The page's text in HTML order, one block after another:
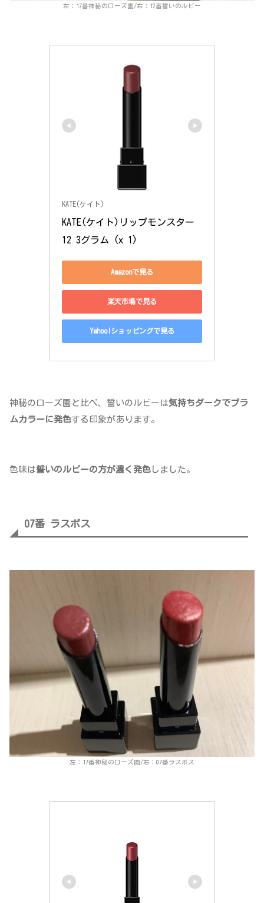
左：17番神秘のローズ園/右：12番誓いのルビー
KATE(ケイト)
KATE(ケイト)リップモンスター
12 3グラム (x 1)
Amazonで見る
楽天市場で見る
Yahoo!ショッピングで見る
神秘のローズ園と比べ、誓いのルビーは気持ちダークでプラ
ムカラーに発色する印象があります。
色味は誓いのルビーの方が濃く発色 しました。
07番 ラスボス
左：17番神秘のローズ園/右：07番ラスボス